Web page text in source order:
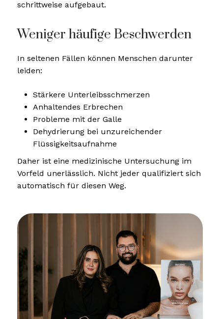
schrittweise aufgebaut.
Weniger häufige Beschwerden
In seltenen Fällen können Menschen darunter
leiden:
Stärkere Unterleibsschmerzen
Anhaltendes Erbrechen
Probleme mit der Galle
Dehydrierung bei unzureichender
Flüssigkeitsaufnahme
Daher ist eine medizinische Untersuchung im
Vorfeld unerlässlich. Nicht jeder qualifiziert sich
automatisch für diesen Weg.